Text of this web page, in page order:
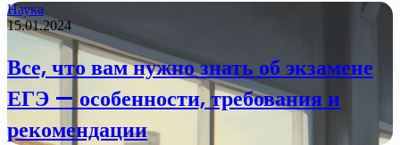
Наука
15.01.2024
Все, что вам нужно знать об экзамене
ЕГЭ — особенности, требования и
рекомендации